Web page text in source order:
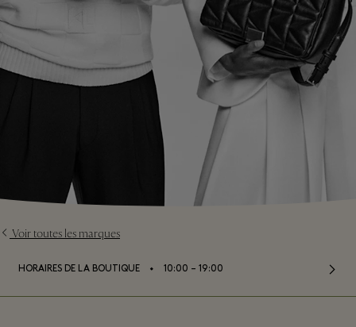
Voir toutes les marques
HORAIRES DE LA BOUTIQUE ⬩ 10:00 – 19:00